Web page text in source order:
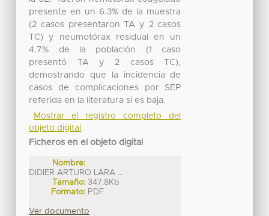
presente en un 6.3% de la muestra
(2 casos presentaron TA y 2 casos
TC) y neumotórax residual en un
4.7% de la población (1 caso
presentó TA y 2 casos TC),
demostrando que la incidencia de
casos de complicaciones por SEP
referida en la literatura si es baja.
Mostrar el registro completo del
objeto digital
Ficheros en el objeto digital
Nombre:
DIDIER ARTURO LARA ...
Tamaño: 347.8Kb
Formato: PDF
Ver documento